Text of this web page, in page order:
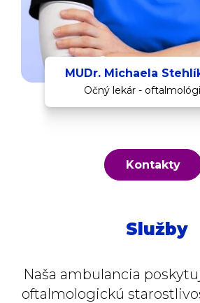
MUDr. Michaela
Očný lekár -
Kontakty
Služby
Naša ambulancia
oftalmologickú